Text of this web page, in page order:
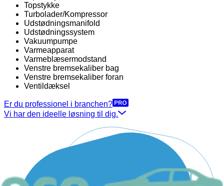
Topstykke
Turbolader/Kompressor
Udstødningsmanifold
Udstødningssystem
Vakuumpumpe
Varmeapparat
Varmeblæsermodstand
Venstre bremsekaliber bag
Venstre bremsekaliber foran
Ventildæksel
Er du professionel i branchen?
Vi har den ideelle løsning til dig.